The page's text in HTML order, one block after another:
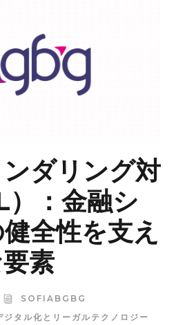
ダリング対
：金融シ
全性を支え
素
SOFIABGBG
ジタル化とリーガルテクノロジー